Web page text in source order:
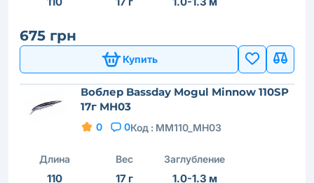
675 грн
Купить
Воблер Bassday Mogul Minnow 110SP
17г MH03
0 0Код : MM110_MH03
Длина
110
Вес
17 г
Заглубление
1.0-1.3 м